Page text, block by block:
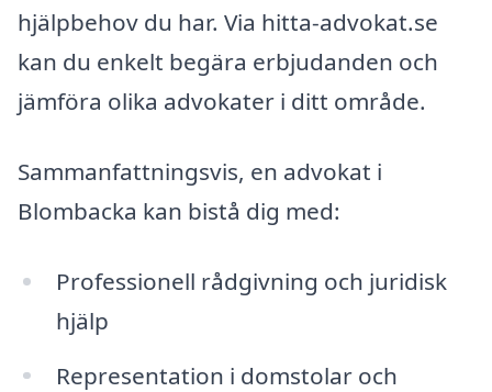
hjälpbehov du har. Via hitta-advokat.se
kan du enkelt begära erbjudanden och
jämföra olika advokater i ditt område.
Sammanfattningsvis, en advokat i
Blombacka kan bistå dig med:
Professionell rådgivning och juridisk
hjälp
Representation i domstolar och